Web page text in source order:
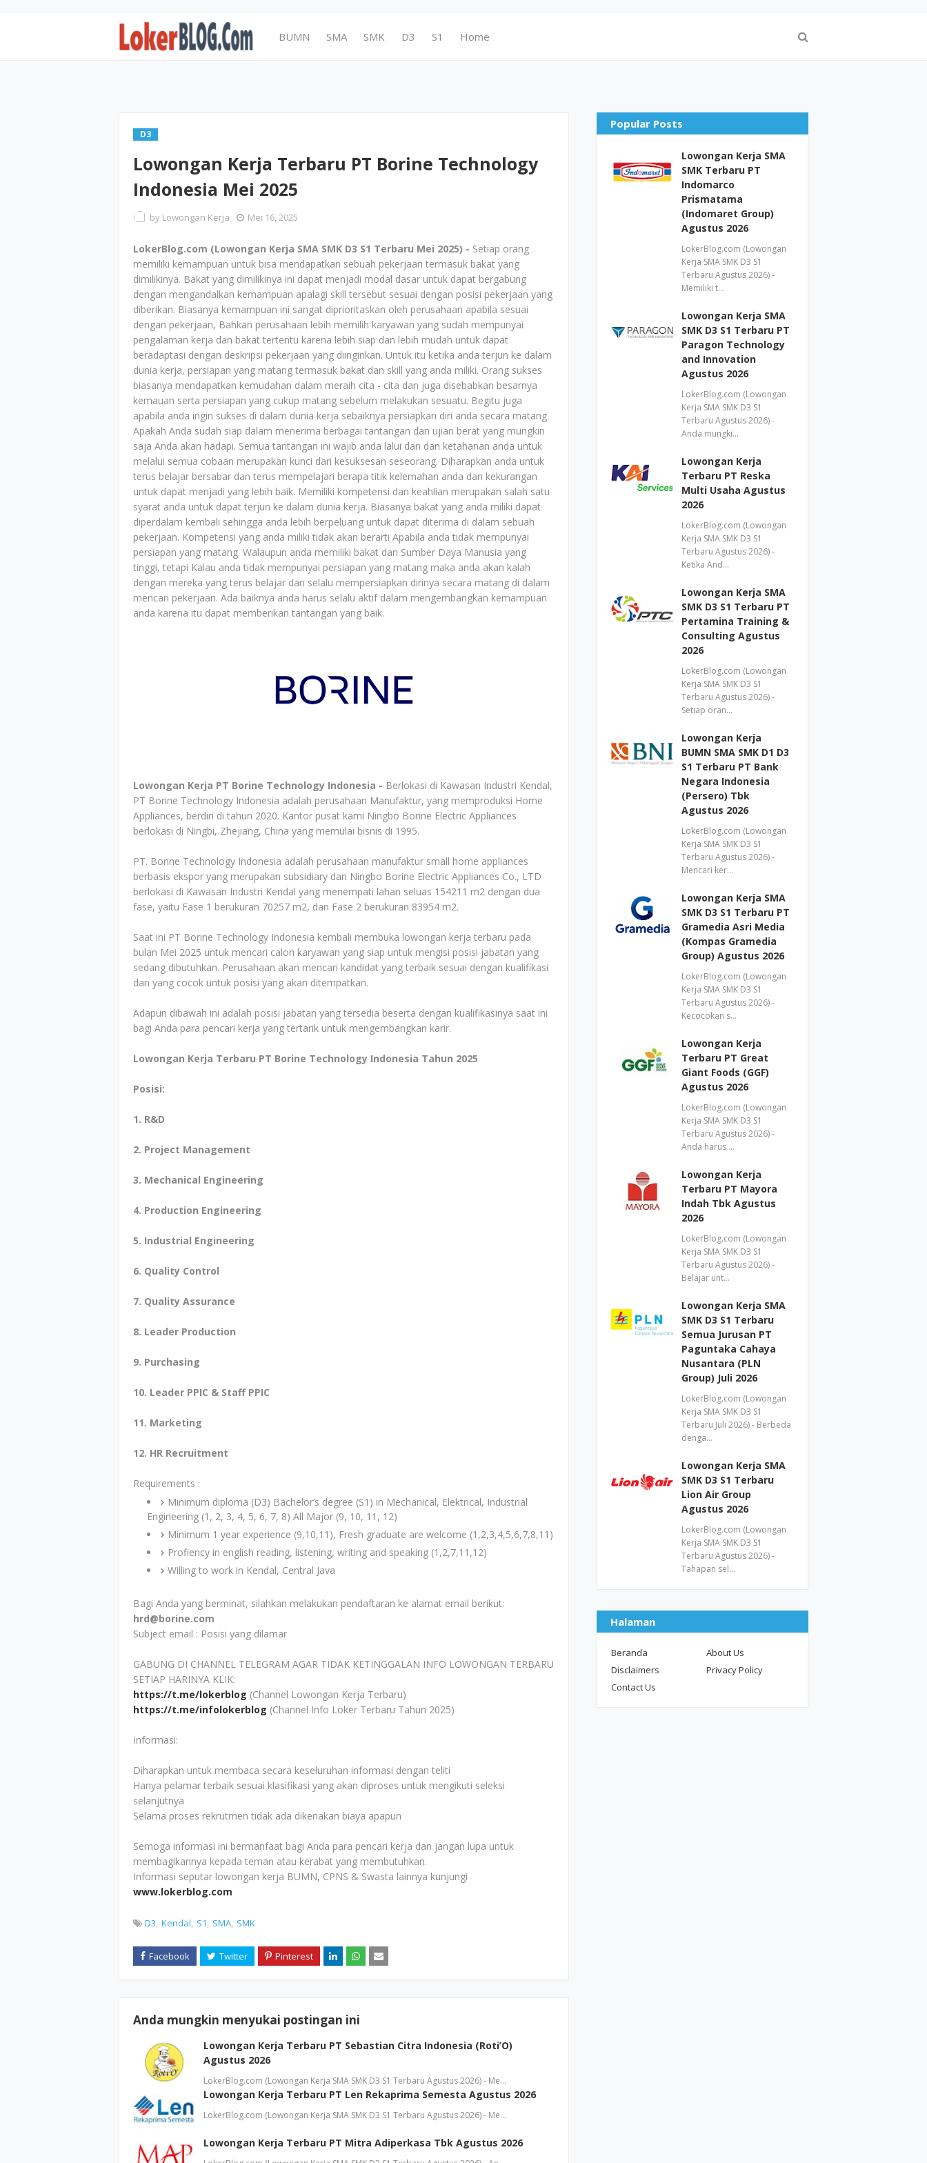
BUMN SMA SMK D3 S1 Home
D3
Lowongan Kerja Terbaru PT Borine Technology
Indonesia Mei 2025
by Lowongan Kerja Mei 16, 2025
LokerBlog.com (Lowongan Kerja SMA SMK D3 S1 Terbaru Mei 2025) - Setiap orang
memiliki kemampuan untuk bisa mendapatkan sebuah pekerjaan termasuk bakat yang
dimilikinya. Bakat yang dimilikinya ini dapat menjadi modal dasar untuk dapat bergabung
dengan mengandalkan kemampuan apalagi skill tersebut sesuai dengan posisi pekerjaan yang
diberikan. Biasanya kemampuan ini sangat diprioritaskan oleh perusahaan apabila sesuai
dengan pekerjaan, Bahkan perusahaan lebih memilih karyawan yang sudah mempunyai
pengalaman kerja dan bakat tertentu karena lebih siap dan lebih mudah untuk dapat
beradaptasi dengan deskripsi pekerjaan yang diinginkan. Untuk itu ketika anda terjun ke dalam
dunia kerja, persiapan yang matang termasuk bakat dan skill yang anda miliki. Orang sukses
biasanya mendapatkan kemudahan dalam meraih cita - cita dan juga disebabkan besarnya
kemauan serta persiapan yang cukup matang sebelum melakukan sesuatu. Begitu juga
apabila anda ingin sukses di dalam dunia kerja sebaiknya persiapkan diri anda secara matang
Apakah Anda sudah siap dalam menerima berbagai tantangan dan ujian berat yang mungkin
saja Anda akan hadapi. Semua tantangan ini wajib anda lalui dan dan ketahanan anda untuk
melalui semua cobaan merupakan kunci dari kesuksesan seseorang. Diharapkan anda untuk
terus belajar bersabar dan terus mempelajari berapa titik kelemahan anda dan kekurangan
untuk dapat menjadi yang lebih baik. Memiliki kompetensi dan keahlian merupakan salah satu
syarat anda untuk dapat terjun ke dalam dunia kerja. Biasanya bakat yang anda miliki dapat
diperdalam kembali sehingga anda lebih berpeluang untuk dapat diterima di dalam sebuah
pekerjaan. Kompetensi yang anda miliki tidak akan berarti Apabila anda tidak mempunyai
persiapan yang matang. Walaupun anda memiliki bakat dan Sumber Daya Manusia yang
tinggi, tetapi Kalau anda tidak mempunyai persiapan yang matang maka anda akan kalah
dengan mereka yang terus belajar dan selalu mempersiapkan dirinya secara matang di dalam
mencari pekerjaan. Ada baiknya anda harus selalu aktif dalam mengembangkan kemampuan
anda karena itu dapat memberikan tantangan yang baik.
Lowongan Kerja PT Borine Technology Indonesia - Berlokasi di Kawasan Industri Kendal,
PT Borine Technology Indonesia adalah perusahaan Manufaktur, yang memproduksi Home
Appliances, berdiri di tahun 2020. Kantor pusat kami Ningbo Borine Electric Appliances
berlokasi di Ningbi, Zhejiang, China yang memulai bisnis di 1995.
PT. Borine Technology Indonesia adalah perusahaan manufaktur small home appliances
berbasis ekspor yang merupakan subsidiary dari Ningbo Borine Electric Appliances Co., LTD
berlokasi di Kawasan Industri Kendal yang menempati lahan seluas 154211 m2 dengan dua
fase, yaitu Fase 1 berukuran 70257 m2, dan Fase 2 berukuran 83954 m2.
Saat ini PT Borine Technology Indonesia kembali membuka lowongan kerja terbaru pada
bulan Mei 2025 untuk mencari calon karyawan yang siap untuk mengisi posisi jabatan yang
sedang dibutuhkan. Perusahaan akan mencari kandidat yang terbaik sesuai dengan kualifikasi
dan yang cocok untuk posisi yang akan ditempatkan.
Adapun dibawah ini adalah posisi jabatan yang tersedia beserta dengan kualifikasinya saat ini
bagi Anda para pencari kerja yang tertarik untuk mengembangkan karir.
Lowongan Kerja Terbaru PT Borine Technology Indonesia Tahun 2025
Posisi:
1. R&D
2. Project Management
3. Mechanical Engineering
4. Production Engineering
5. Industrial Engineering
6. Quality Control
7. Quality Assurance
8. Leader Production
9. Purchasing
10. Leader PPIC & Staff PPIC
11. Marketing
12. HR Recruitment
Requirements :
Minimum diploma (D3) Bachelor’s degree (S1) in Mechanical, Elektrical, Industrial
Engineering (1, 2, 3, 4, 5, 6, 7, 8) All Major (9, 10, 11, 12)
Minimum 1 year experience (9,10,11), Fresh graduate are welcome (1,2,3,4,5,6,7,8,11)
Profiency in english reading, listening, writing and speaking (1,2,7,11,12)
Willing to work in Kendal, Central Java
Bagi Anda yang berminat, silahkan melakukan pendaftaran ke alamat email berikut:
hrd@borine.com
Subject email : Posisi yang dilamar
GABUNG DI CHANNEL TELEGRAM AGAR TIDAK KETINGGALAN INFO LOWONGAN TERBARU
SETIAP HARINYA KLIK:
https://t.me/lokerblog (Channel Lowongan Kerja Terbaru)
https://t.me/infolokerblog (Channel Info Loker Terbaru Tahun 2025)
Informasi:
Diharapkan untuk membaca secara keseluruhan informasi dengan teliti
Hanya pelamar terbaik sesuai klasifikasi yang akan diproses untuk mengikuti seleksi
selanjutnya
Selama proses rekrutmen tidak ada dikenakan biaya apapun
Semoga informasi ini bermanfaat bagi Anda para pencari kerja dan jangan lupa untuk
membagikannya kepada teman atau kerabat yang membutuhkan.
Informasi seputar lowongan kerja BUMN, CPNS & Swasta lainnya kunjungi
www.lokerblog.com
D3 Kendal S1 SMA SMK
Anda mungkin menyukai postingan ini
Lowongan Kerja Terbaru PT Sebastian Citra Indonesia (Roti’O)
Agustus 2026
LokerBlog.com (Lowongan Kerja SMA SMK D3 S1 Terbaru Agustus 2026) - Me…
Lowongan Kerja Terbaru PT Len Rekaprima Semesta Agustus 2026
LokerBlog.com (Lowongan Kerja SMA SMK D3 S1 Terbaru Agustus 2026) - Me…
Lowongan Kerja Terbaru PT Mitra Adiperkasa Tbk Agustus 2026
Popular Posts
Lowongan Kerja SMA
SMK Terbaru PT
Indomarco
Prismatama
(Indomaret Group)
Agustus 2026
LokerBlog.com (Lowongan
Kerja SMA SMK D3 S1
Terbaru Agustus 2026) -
Memiliki t…
Lowongan Kerja SMA
SMK D3 S1 Terbaru PT
Paragon Technology
and Innovation
Agustus 2026
LokerBlog.com (Lowongan
Kerja SMA SMK D3 S1
Terbaru Agustus 2026) -
Anda mungki…
Lowongan Kerja
Terbaru PT Reska
Multi Usaha Agustus
2026
LokerBlog.com (Lowongan
Kerja SMA SMK D3 S1
Terbaru Agustus 2026) -
Ketika And…
Lowongan Kerja SMA
SMK D3 S1 Terbaru PT
Pertamina Training &
Consulting Agustus
2026
LokerBlog.com (Lowongan
Kerja SMA SMK D3 S1
Terbaru Agustus 2026) -
Setiap oran…
Lowongan Kerja
BUMN SMA SMK D1 D3
S1 Terbaru PT Bank
Negara Indonesia
(Persero) Tbk
Agustus 2026
LokerBlog.com (Lowongan
Kerja SMA SMK D3 S1
Terbaru Agustus 2026) -
Mencari ker…
Lowongan Kerja SMA
SMK D3 S1 Terbaru PT
Gramedia Asri Media
(Kompas Gramedia
Group) Agustus 2026
LokerBlog.com (Lowongan
Kerja SMA SMK D3 S1
Terbaru Agustus 2026) -
Kecocokan s…
Lowongan Kerja
Terbaru PT Great
Giant Foods (GGF)
Agustus 2026
LokerBlog.com (Lowongan
Kerja SMA SMK D3 S1
Terbaru Agustus 2026) -
Anda harus …
Lowongan Kerja
Terbaru PT Mayora
Indah Tbk Agustus
2026
LokerBlog.com (Lowongan
Kerja SMA SMK D3 S1
Terbaru Agustus 2026) -
Belajar unt…
Lowongan Kerja SMA
SMK D3 S1 Terbaru
Semua Jurusan PT
Paguntaka Cahaya
Nusantara (PLN
Group) Juli 2026
LokerBlog.com (Lowongan
Kerja SMA SMK D3 S1
Terbaru Juli 2026) - Berbeda
denga…
Lowongan Kerja SMA
SMK D3 S1 Terbaru
Lion Air Group
Agustus 2026
LokerBlog.com (Lowongan
Kerja SMA SMK D3 S1
Terbaru Agustus 2026) -
Tahapan sel…
Halaman
Beranda
About Us
Disclaimers
Privacy Policy
Contact Us